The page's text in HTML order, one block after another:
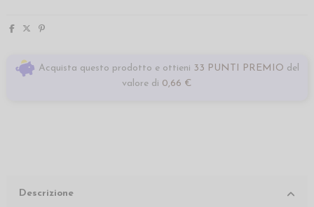
Acquista questo prodotto e ottieni 33 PUNTI PREMIO del
valore di 0,66 €
Descrizione